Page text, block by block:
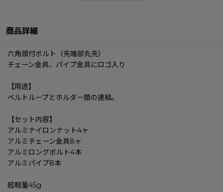
商品詳細
六角頭付ボルト（先端部丸先）
チェーン金具、パイプ金具にロゴ入り
【用途】
ベルトループとホルダー類の連結。
【セット内容】
アルミナイロンナット4ヶ
アルミチェーン金具8ヶ
アルミロングボルト4本
アルミパイプ8本
超軽量45g